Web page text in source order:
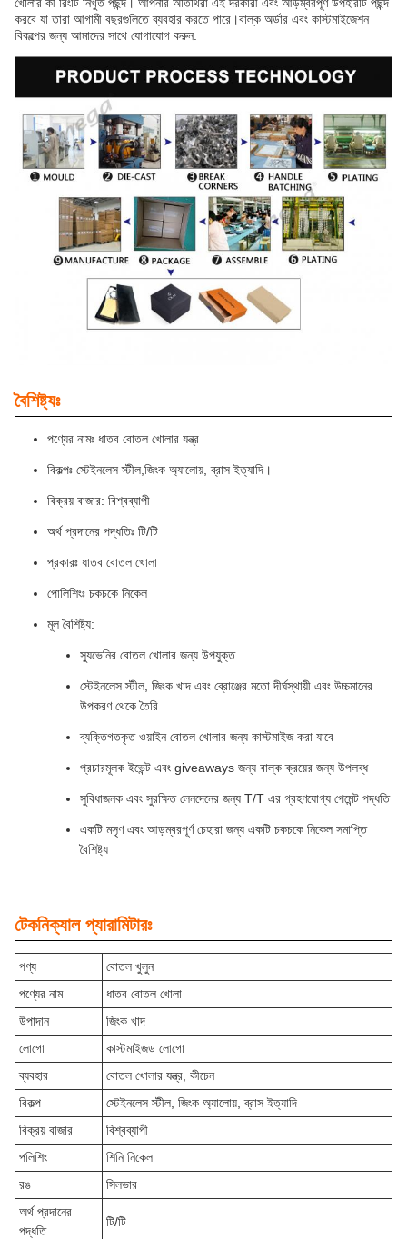
খোলার কী রিংটি নিখুঁত পছন্দ। আপনার অতিথিরা এই দরকারী এবং আড়ম্বরপূর্ণ উপহারটি পছন্দ
করবে যা তারা আগামী বছরগুলিতে ব্যবহার করতে পারে।বাল্ক অর্ডার এবং কাস্টমাইজেশন
বিকল্পের জন্য আমাদের সাথে যোগাযোগ করুন.
বৈশিষ্ট্যঃ
পণ্যের নামঃ ধাতব বোতল খোলার যন্ত্র
বিকল্পঃ স্টেইনলেস স্টীল,জিংক অ্যালোয়, ব্রাস ইত্যাদি।
বিক্রয় বাজার: বিশ্বব্যাপী
অর্থ প্রদানের পদ্ধতিঃ টি/টি
প্রকারঃ ধাতব বোতল খোলা
পোলিশিংঃ চকচকে নিকেল
মূল বৈশিষ্ট্য:
স্যুভেনির বোতল খোলার জন্য উপযুক্ত
স্টেইনলেস স্টীল, জিংক খাদ এবং ব্রোঞ্জের মতো দীর্ঘস্থায়ী এবং উচ্চমানের
উপকরণ থেকে তৈরি
ব্যক্তিগতকৃত ওয়াইন বোতল খোলার জন্য কাস্টমাইজ করা যাবে
প্রচারমূলক ইভেন্ট এবং giveaways জন্য বাল্ক ক্রয়ের জন্য উপলব্ধ
সুবিধাজনক এবং সুরক্ষিত লেনদেনের জন্য T/T এর গ্রহণযোগ্য পেমেন্ট পদ্ধতি
একটি মসৃণ এবং আড়ম্বরপূর্ণ চেহারা জন্য একটি চকচকে নিকেল সমাপ্তি
বৈশিষ্ট্য
টেকনিক্যাল প্যারামিটারঃ
পণ্য
বোতল খুলুন
পণ্যের নাম
ধাতব বোতল খোলা
উপাদান
জিংক খাদ
লোগো
কাস্টমাইজড লোগো
ব্যবহার
বোতল খোলার যন্ত্র, কীচেন
বিকল্প
স্টেইনলেস স্টীল, জিংক অ্যালোয়, ব্রাস ইত্যাদি
বিক্রয় বাজার
বিশ্বব্যাপী
পলিশিং
শিনি নিকেল
রঙ
সিলভার
অর্থ প্রদানের
পদ্ধতি
টি/টি